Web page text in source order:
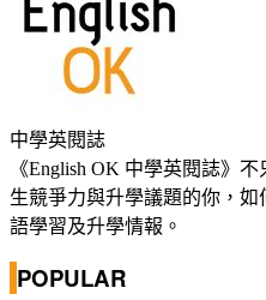
中學英閱誌
《English OK 中學英閱誌》
生競爭力與升學議題的你，
語學習及升學情報。
POPULAR